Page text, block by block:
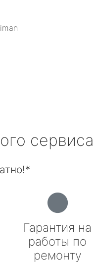
сервиса
Гарантия на
работы по
ремонту